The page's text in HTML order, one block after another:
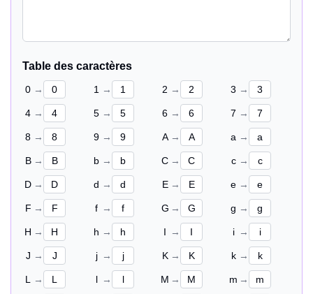
Table des caractères
0 → 1 → 2 → 3 →
4 → 5 → 6 → 7 →
8 → 9 → A → a →
B → b → C → c →
D → d → E → e →
F → f → G → g →
H → h → I → i →
J → j → K → k →
L → l → M → m →